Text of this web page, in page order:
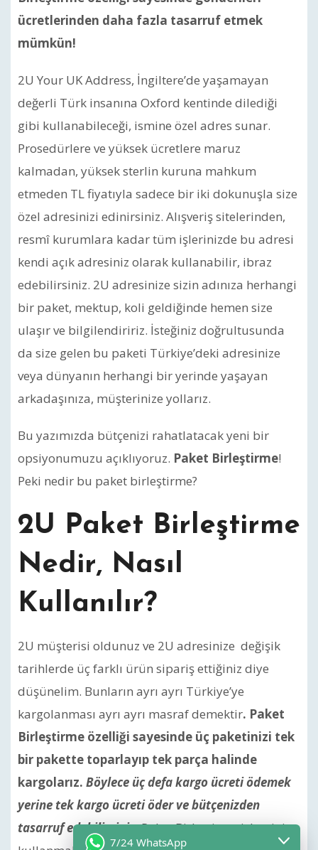
ücretlerinden daha fazla tasarruf etmek
mümkün!
2U Your UK Address, İngiltere’de yaşamayan
değerli Türk insanına Oxford kentinde dilediği
gibi kullanabileceği, ismine özel adres sunar.
Prosedürlere ve yüksek ücretlere maruz
kalmadan, yüksek sterlin kuruna mahkum
etmeden TL fiyatıyla sadece bir iki dokunuşla size
özel adresinizi edinirsiniz. Alışveriş sitelerinden,
resmî kurumlara kadar tüm işlerinizde bu adresi
kendi açık adresiniz olarak kullanabilir, ibraz
edebilirsiniz. 2U adresinize sizin adınıza herhangi
bir paket, mektup, koli geldiğinde hemen size
ulaşır ve bilgilendiririz. İsteğiniz doğrultusunda
da size gelen bu paketi Türkiye’deki adresinize
veya dünyanın herhangi bir yerinde yaşayan
arkadaşınıza, müşterinize yollarız.
Bu yazımızda bütçenizi rahatlatacak yeni bir
opsiyonumuzu açıklıyoruz. Paket Birleştirme!
Peki nedir bu paket birleştirme?
2U Paket Birleştirme
Nedir, Nasıl
Kullanılır?
2U müşterisi oldunuz ve 2U adresinize değişik
tarihlerde üç farklı ürün sipariş ettiğiniz diye
düşünelim. Bunların ayrı ayrı Türkiye’ye
kargolanması ayrı ayrı masraf demektir. Paket
Birleştirme özelliği sayesinde üç paketinizi tek
bir pakette toparlayıp tek parça halinde
kargolarız. Böylece üç defa kargo ücreti ödemek
yerine tek kargo ücreti öder ve bütçenizden
tasarruf edebilirsiniz.Paket Birleştirme işlemini
7/24 WhatsApp